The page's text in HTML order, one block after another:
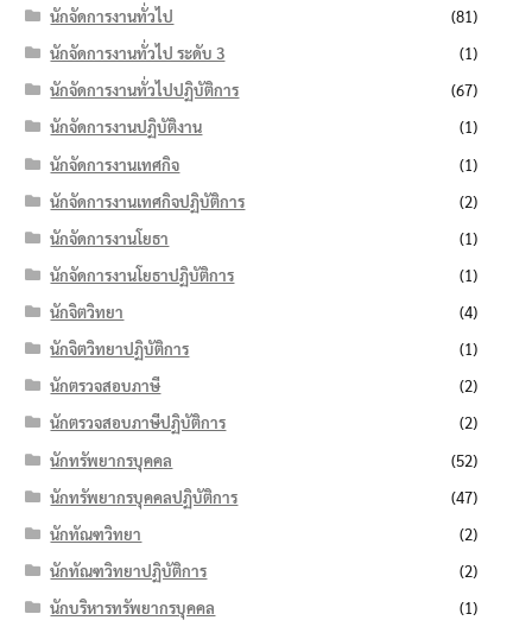
นักจัดการงานทั่วไป
(81)
นักจัดการงานทั่วไป ระดับ 3
(1)
นักจัดการงานทั่วไปปฏิบัติการ
(67)
นักจัดการงานปฏิบัติงาน
(1)
นักจัดการงานเทศกิจ
(1)
นักจัดการงานเทศกิจปฏิบัติการ
(2)
นักจัดการงานโยธา
(1)
นักจัดการงานโยธาปฏิบัติการ
(1)
นักจิตวิทยา
(4)
นักจิตวิทยาปฏิบัติการ
(1)
นักตรวจสอบภาษี
(2)
นักตรวจสอบภาษีปฏิบัติการ
(2)
นักทรัพยากรบุคคล
(52)
นักทรัพยากรบุคคลปฏิบัติการ
(47)
นักทัณฑวิทยา
(2)
นักทัณฑวิทยาปฏิบัติการ
(2)
นักบริหารทรัพยากรบุคคล
(1)